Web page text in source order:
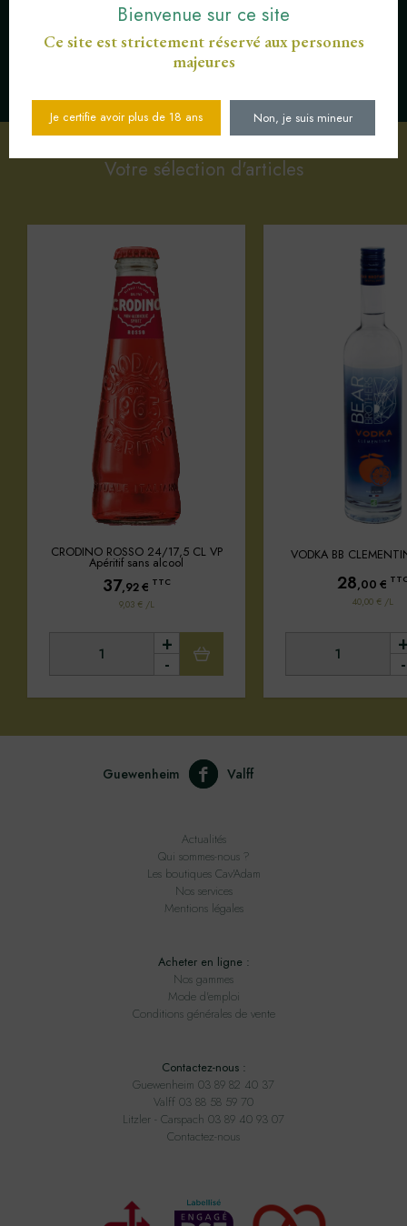
Votre sélection d'articles
CRODINO ROSSO 24/17,5 CL VP
Apéritif sans alcool
37,92€ TTC
9,03 € /L
-
+
VODKA BB
28,00 €
40,00 € /L
-
Guewenheim Valff
Actualités
Qui sommes-nous ?
Les boutiques Cav'Adam
Nos services
Mentions légales
Acheter en ligne :
Nos gammes
Mode d'emploi
Conditions générales de vente
Contactez-nous :
Guewenheim 03 89 82 40 37
Valff 03 88 58 59 70
Litzler - Carspach 03 89 40 93 07
Contactez-nous
Bienvenue sur ce site
Ce site est strictement réservé aux personnes
majeures
Je certifie avoir plus de 18 ans Non, je suis mineur